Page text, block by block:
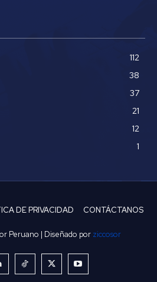
112
38
37
21
12
1
DE PRIVACIDAD CONTÁCTANOS
Peruano | Diseñado por ziccosor